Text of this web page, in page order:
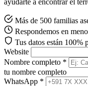
Más de 500 familias
Respondemos en
Tus datos están 100%
Website
Nombre completo *
tu nombre completo
WhatsApp *